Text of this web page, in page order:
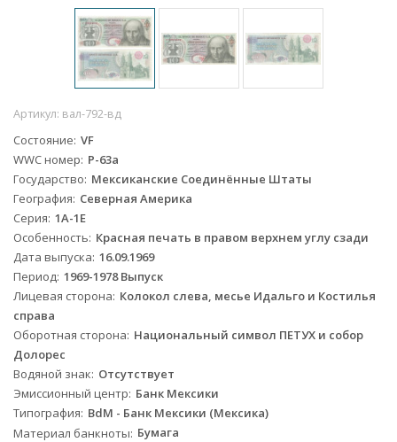
Артикул: вал-792-вд
Состояние VF
WWC номер P-63a
Государство Мексиканские Соединённые Штаты
География Северная Америка
Серия 1A-1E
Особенность Красная печать в правом верхнем углу сзади
Дата выпуска 16.09.1969
Период 1969-1978 Выпуск
Лицевая сторона Колокол слева, месье Идальго и Костилья
справа
Оборотная сторона Национальный символ ПЕТУХ и собор
Долорес
Водяной знак Отсутствует
Эмиссионный центр Банк Мексики
Типография BdM - Банк Мексики (Мексика)
Материал банкноты Бумага